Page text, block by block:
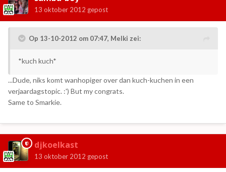
13 oktober 2012 gepost
Op 13-10-2012 om 07:47, Melki zei:
*kuch kuch*
...Dude, niks komt wanhopiger over dan kuch-kuchen in een
verjaardagstopic. :') But my congrats.
Same to Smarkie.
djkoelkast
13 oktober 2012 gepost